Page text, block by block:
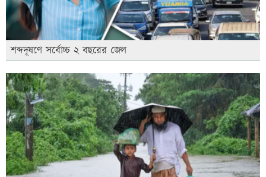
শব্দদূষণে সর্বোচ্চ ২ বছরের জেল